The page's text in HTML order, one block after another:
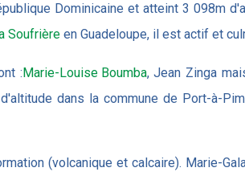
Dominicaine et atteint 3 098m
Soufrière en Guadeloupe, il est actif et
:Marie-Louise Boumba, Jean Zinga
dans la commune de Port-à-
(volcanique et calcaire). Marie-